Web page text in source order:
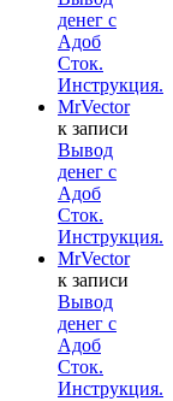
денег с
Адоб
Сток.
Инструкция.
MrVector
к записи
Вывод
денег с
Адоб
Сток.
Инструкция.
MrVector
к записи
Вывод
денег с
Адоб
Сток.
Инструкция.